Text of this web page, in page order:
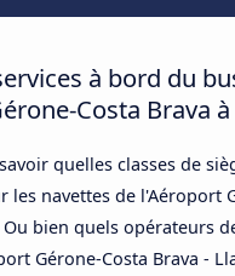
à bord du
Costa Brava
quelles classes de
les navettes de l'Aéroport
Ou bien quels opérateurs
Gérone-Costa Brava -